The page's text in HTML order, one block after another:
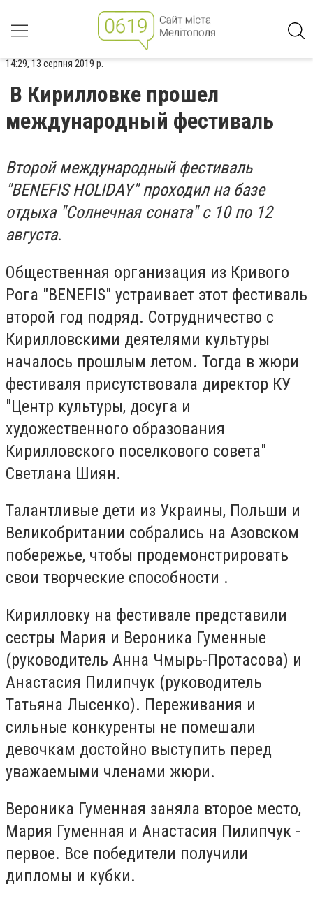
14:29, 13 серпня 2019 р.
В Кирилловке прошел
международный фестиваль
Второй международный фестиваль
"BENEFIS HOLIDAY"проходил на базе
отдыха "Солнечная соната" с 10 по 12
августа.
Общественная организация из Кривого
Рога "BENEFIS" устраивает этот фестиваль
второй год подряд. Сотрудничество с
Кирилловскими деятелями культуры
началось прошлым летом. Тогда в жюри
фестиваля присутствовала директор КУ
"Центр культуры, досуга и
художественного образования
Кирилловского поселкового совета"
Светлана Шиян.
Талантливые дети из Украины, Польши и
Великобритании собрались на Азовском
побережье, чтобы продемонстрировать
свои творческие способности .
Кирилловку на фестивале представили
сестры Мария и Вероника Гуменные
(руководитель Анна Чмырь-Протасова) и
Анастасия Пилипчук (руководитель
Татьяна Лысенко). Переживания и
сильные конкуренты не помешали
девочкам достойно выступить перед
уважаемыми членами жюри.
Вероника Гуменная заняла второе место,
Мария Гуменная и Анастасия Пилипчук -
первое. Все победители получили
дипломы и кубки.